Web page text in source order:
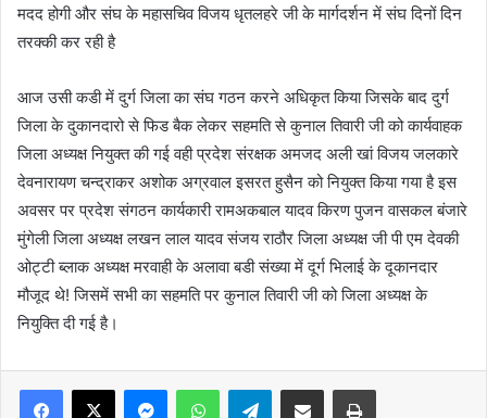
मदद होगी और संघ के महासचिव विजय धृतलहरे जी के मार्गदर्शन में संघ दिनों दिन
तरक्की कर रही है
आज उसी कडी में दुर्ग जिला का संघ गठन करने अधिकृत किया जिसके बाद दुर्ग
जिला के दुकानदारो से फिड बैक लेकर सहमति से कुनाल तिवारी जी को कार्यवाहक
जिला अध्यक्ष नियुक्त की गई वही प्रदेश संरक्षक अमजद अली खां विजय जलकारे
देवनारायण चन्द्राकर अशोक अग्रवाल इसरत हुसैन को नियुक्त किया गया है इस
अवसर पर प्रदेश संगठन कार्यकारी रामअकबाल यादव किरण पुजन वासकल बंजारे
मुंगेली जिला अध्यक्ष लखन लाल यादव संजय राठौर जिला अध्यक्ष जी पी एम देवकी
ओट्टी ब्लाक अध्यक्ष मरवाही के अलावा बडी संख्या में दूर्ग भिलाई के दूकानदार
मौजूद थे! जिसमें सभी का सहमति पर कुनाल तिवारी जी को जिला अध्यक्ष के
नियुक्ति दी गई है।
Telegram